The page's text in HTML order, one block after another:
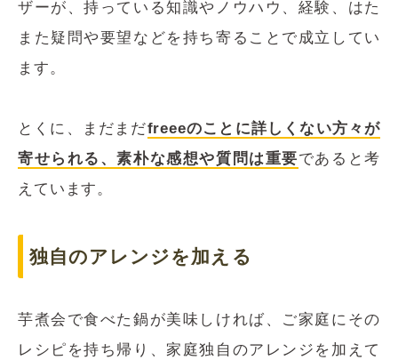
ザーが、持っている知識やノウハウ、経験、はた
また疑問や要望などを持ち寄ることで成立してい
ます。
とくに、まだまだfreeeのことに詳しくない方々が
寄せられる、素朴な感想や質問は重要であると考
えています。
独自のアレンジを加える
芋煮会で食べた鍋が美味しければ、ご家庭にその
レシピを持ち帰り、家庭独自のアレンジを加えて